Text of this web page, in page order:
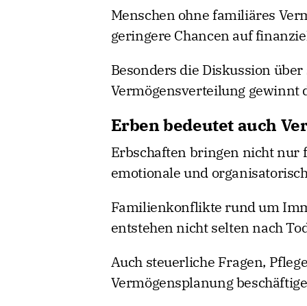
Menschen ohne familiäres
geringere Chancen auf
Besonders die Diskussion
Vermögensverteilung gewinnt
Erben bedeutet auch
Erbschaften bringen nicht nur
emotionale und
Familienkonflikte rund um
entstehen nicht selten nach
Auch steuerliche Fragen,
Vermögensplanung